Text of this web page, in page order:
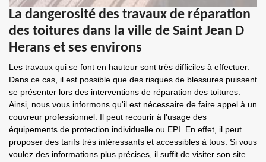
La dangerosité des travaux de réparation
des toitures dans la ville de Saint Jean D
Herans et ses environs
Les travaux qui se font en hauteur sont très difficiles à effectuer.
Dans ce cas, il est possible que des risques de blessures puissent
se présenter lors des interventions de réparation des toitures.
Ainsi, nous vous informons qu'il est nécessaire de faire appel à un
couvreur professionnel. Il peut recourir à l'usage des
équipements de protection individuelle ou EPI. En effet, il peut
proposer des tarifs très intéressants et accessibles à tous. Si vous
voulez des informations plus précises, il suffit de visiter son site